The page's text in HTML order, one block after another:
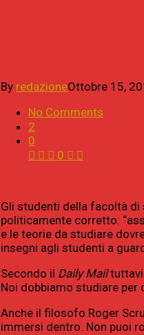
By redazioneOttobre 15,
No Comments
2
0
0
Gli studenti della facoltà di
politicamente corretto:
e le teorie da studiare
insegni agli studenti a
Secondo il Daily Mail
Noi dobbiamo studiare per
Anche il filosofo Roger
immersi dentro. Non puoi